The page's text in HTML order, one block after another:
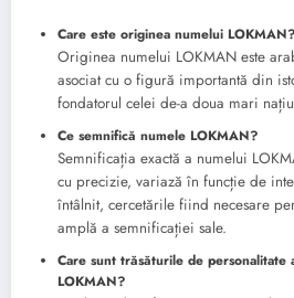
Care este originea numelui LOKMAN?
Originea numelui LOKMAN este
asociat cu o figură importantă din
fondatorul celei de-a doua mari
Ce semnifică numele LOKMAN?
Semnificația exactă a numelui
cu precizie, variază în funcție de
întâlnit, cercetările fiind necesare
amplă a semnificației sale.
Care sunt trăsăturile de personalitate
LOKMAN?